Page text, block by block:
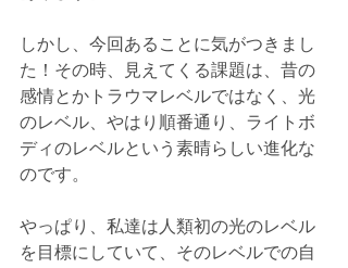
しかし、今回あることに気がつきまし
た！その時、見えてくる課題は、昔の
感情とかトラウマレベルではなく、光
のレベル、やはり順番通り、ライトボ
ディのレベルという素晴らしい進化な
のです。
やっぱり、私達は人類初の光のレベル
を目標にしていて、そのレベルでの自